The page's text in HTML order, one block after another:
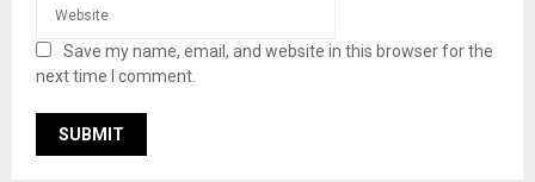
Save my name, email, and website in this browser for the
next time I comment.